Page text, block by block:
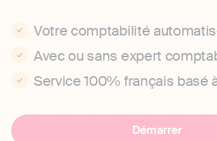
Votre comptabilité
Avec ou sans expert
Service 100% français basé
Démarrer